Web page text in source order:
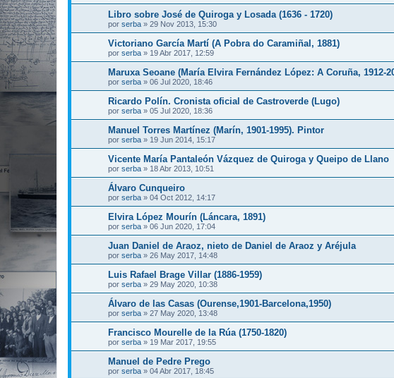
Libro sobre José de Quiroga y Losada (1636 - 1720)
por serba » 29 Nov 2013, 15:30
Victoriano García Martí (A Pobra do Caramiñal, 1881)
por serba » 19 Abr 2017, 12:59
Maruxa Seoane (María Elvira Fernández López: A Coruña, 1912-
por serba » 06 Jul 2020, 18:46
Ricardo Polín. Cronista oficial de Castroverde (Lugo)
por serba » 05 Jul 2020, 18:36
Manuel Torres Martínez (Marín, 1901-1995). Pintor
por serba » 19 Jun 2014, 15:17
Vicente María Pantaleón Vázquez de Quiroga y Queipo de Llano
por serba » 18 Abr 2013, 10:51
Álvaro Cunqueiro
por serba » 04 Oct 2012, 14:17
Elvira López Mourín (Láncara, 1891)
por serba » 06 Jun 2020, 17:04
Juan Daniel de Araoz, nieto de Daniel de Araoz y Aréjula
por serba » 26 May 2017, 14:48
Luis Rafael Brage Villar (1886-1959)
por serba » 29 May 2020, 10:38
Álvaro de las Casas (Ourense,1901-Barcelona,1950)
por serba » 27 May 2020, 13:48
Francisco Mourelle de la Rúa (1750-1820)
por serba » 19 Mar 2017, 19:55
Manuel de Pedre Prego
por serba » 04 Abr 2017, 18:45